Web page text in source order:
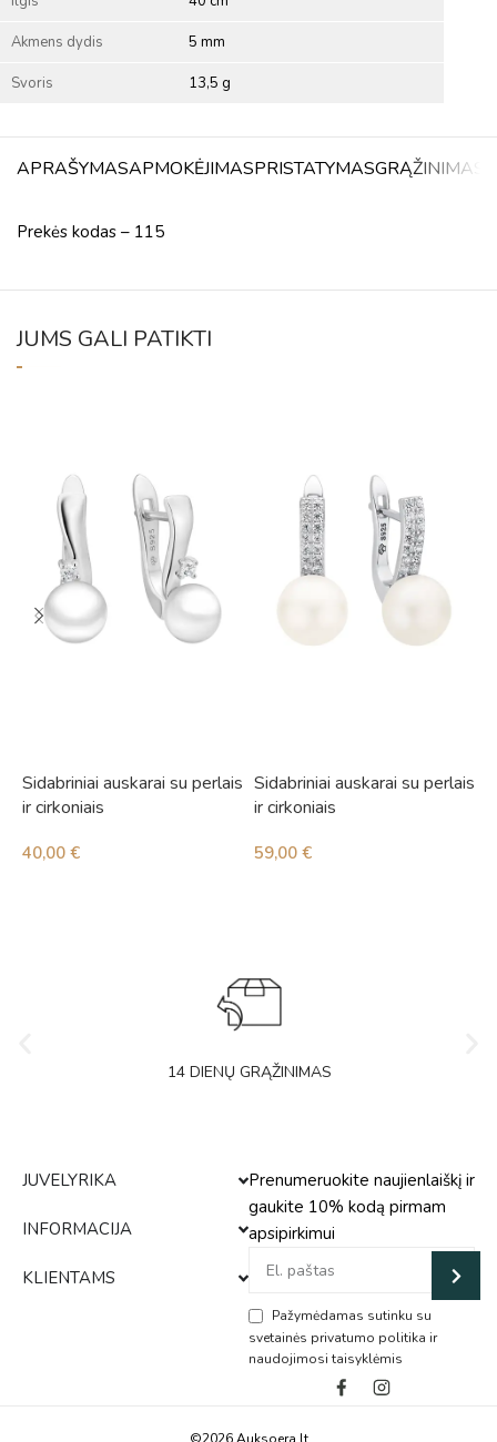
Akmens dydis 5 mm
Svoris 13,5 g
APRAŠYMASAPMOKĖJIMASPRISTATYMASGRĄŽINIMAS
Prekės kodas – 115
JUMS GALI PATIKTI
Sidabriniai auskarai su perlais
ir cirkoniais
40,00 €
Sidabriniai auskarai su perlais
ir cirkoniais
59,00 €
14 DIENŲ GRĄŽINIMAS
JUVELYRIKA
INFORMACIJA
KLIENTAMS
Prenumeruokite naujienlaiškį ir
gaukite 10% kodą pirmam
apsipirkimui
Pažymėdamas sutinku su
svetainės privatumo politika ir
naudojimosi taisyklėmis
Alternative: